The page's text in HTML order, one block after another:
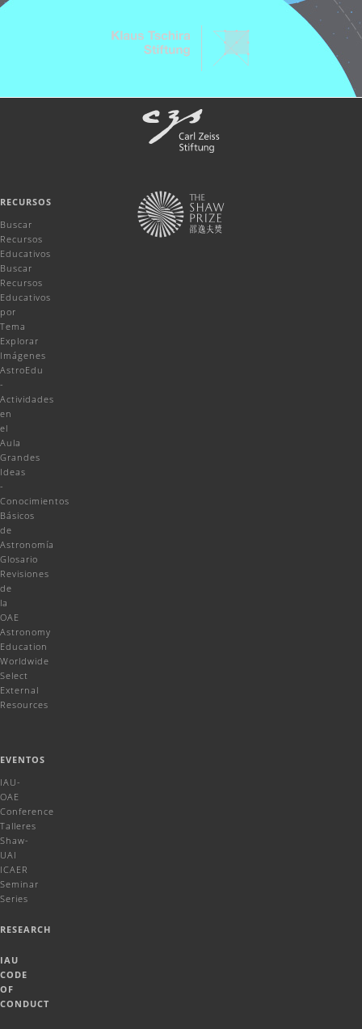
RECURSOS
Buscar
Recursos
Educativos
Buscar
Recursos
Educativos
por
Tema
Explorar
Imágenes
AstroEdu
-
Actividades
en
el
Aula
Grandes
Ideas
-
Conocimientos
Básicos
de
Astronomía
Glosario
Revisiones
de
la
OAE
Astronomy
Education
Worldwide
Select
External
Resources
EVENTOS
IAU-
OAE
Conference
Talleres
Shaw-
UAI
ICAER
Seminar
Series
RESEARCH
IAU
CODE
OF
CONDUCT